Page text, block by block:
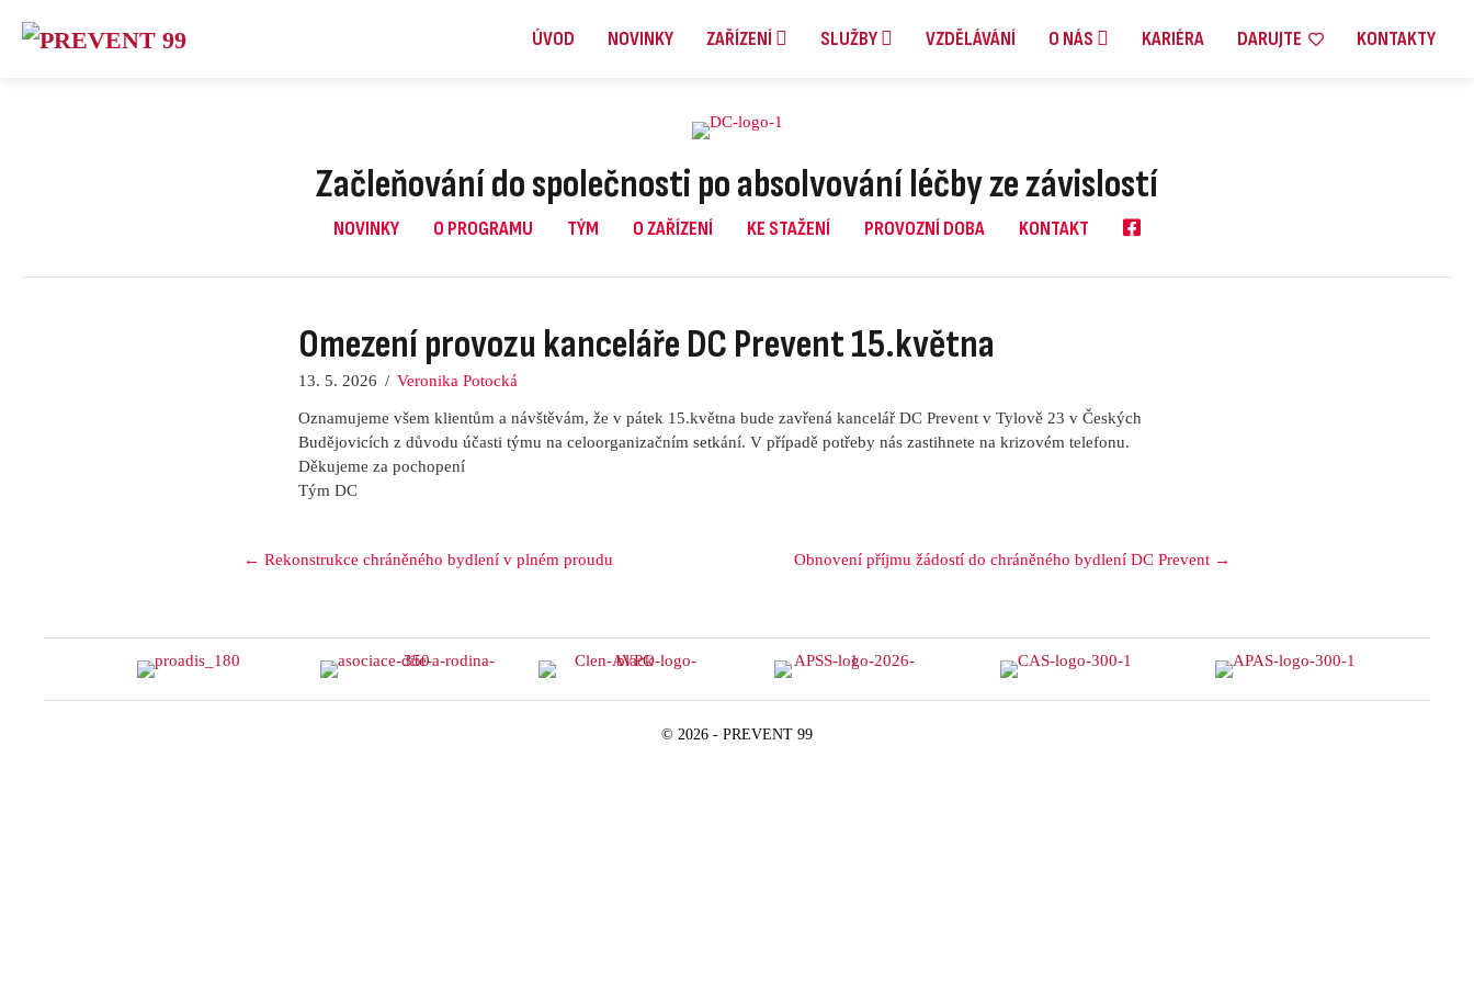
ÚVOD NOVINKY ZAŘÍZENÍ SLUŽBY VZDĚLÁVÁNÍ O NÁS KARIÉRA DARUJTE KONTAKTY
Začleňování do společnosti po absolvování léčby ze závislostí
NOVINKY O PROGRAMU TÝM O ZAŘÍZENÍ KE STAŽENÍ PROVOZNÍ DOBA KONTAKT
Omezení provozu kanceláře DC Prevent 15.května
13. 5. 2026 / Veronika Potocká
Oznamujeme všem klientům a návštěvám, že v pátek 15.května bude zavřená kancelář DC Prevent v Tylově 23 v Českých
Budějovicích z důvodu účasti týmu na celoorganizačním setkání. V případě potřeby nás zastihnete na krizovém telefonu.
Děkujeme za pochopení
Tým DC
Posts
← Rekonstrukce chráněného bydlení v plném proudu Obnovení příjmu žádostí do chráněného bydlení DC Prevent →
© 2026 - PREVENT 99